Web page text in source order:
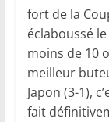
fort de la
éclaboussé
moins de 10
meilleur
Japon (3-1),
fait